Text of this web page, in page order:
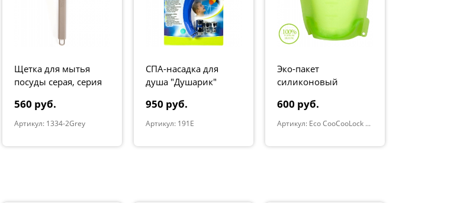
Щетка для мытья
посуды серая, серия
560 руб.
Артикул: 1334-2Grey
СПА-насадка для
душа "Душарик"
950 руб.
Артикул: 191E
Эко-пакет
силиконовый
600 руб.
Артикул: Eco CooCooLock Green